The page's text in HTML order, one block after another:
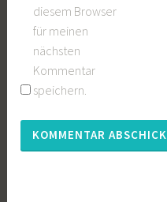
diesem Browser
für meinen
nächsten
Kommentar
speichern.